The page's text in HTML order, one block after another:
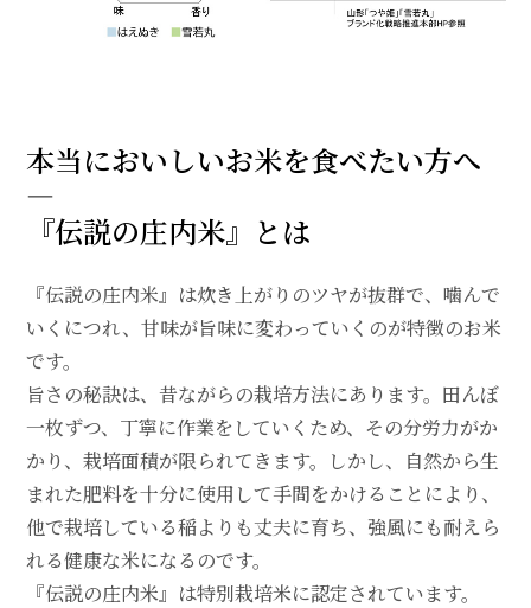
本当においしいお米を食べたい方へ
―
『伝説の庄内米』とは
『伝説の庄内米』は炊き上がりのツヤが抜群で、噛んで
いくにつれ、甘味が旨味に変わっていくのが特徴のお米
です。
旨さの秘訣は、昔ながらの栽培方法にあります。田んぼ
一枚ずつ、丁寧に作業をしていくため、その分労力がか
かり、栽培面積が限られてきます。しかし、自然から生
まれた肥料を十分に使用して手間をかけることにより、
他で栽培している稲よりも丈夫に育ち、強風にも耐えら
れる健康な米になるのです。
『伝説の庄内米』は特別栽培米に認定されています。